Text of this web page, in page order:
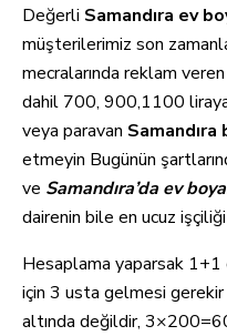
Değerli Samandıra ev
müşterilerimiz son
mecralarında reklam
dahil 700, 900,1100
veya paravan
etmeyin Bugünün
ve Samandıra’da ev
dairenin bile en ucuz
Hesaplama yaparsak
için 3 usta gelmesi
altında değildir,